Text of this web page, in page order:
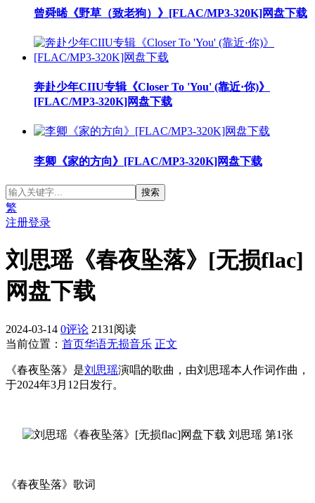
曾舜晞《野草（致老狗）》[FLAC/MP3-320K]网盘下载
奔赴少年CIIU专辑《Closer To 'You' (靠近·你)》
[FLAC/MP3-320K]网盘下载
李卿《家的方向》[FLAC/MP3-320K]网盘下载
繁
注册登录
刘思瑶《春夜坠落》[无损flac]
网盘下载
2024-03-14 0评论 2131阅读
当前位置： 首页华语无损音乐 正文
《春夜坠落》是刘思瑶演唱的歌曲，由刘思瑶本人作词作曲，
于2024年3月12日发行。
《春夜坠落》歌词